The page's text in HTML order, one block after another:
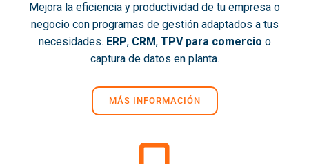
Mejora la eficiencia y productividad de tu empresa o
negocio con programas de gestión adaptados a tus
necesidades. ERP, CRM, TPV para comercio o
captura de datos en planta.
MÁS INFORMACIÓN